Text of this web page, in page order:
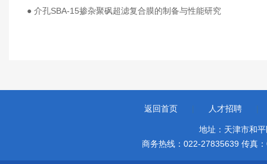
● 介孔SBA-15掺杂聚砜超滤复合膜的制备与性能研究
返回首页 | 人才招聘 |
地址：天津市和
商务热线：022-27835639 传真